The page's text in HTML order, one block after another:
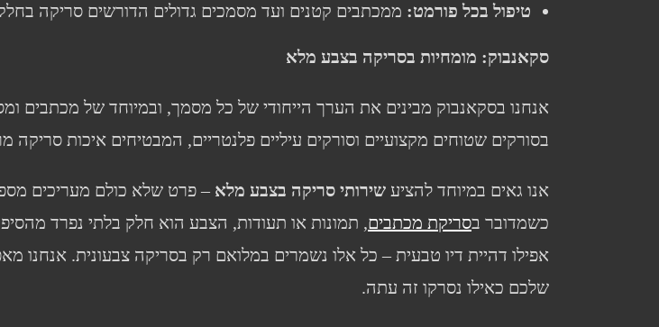
טיפול בכל פורמט: ממכתבים קטנים ועד מסמכים גדולים הדורשים סריקה
סקאנבוק: מומחיות בסריקה בצבע מלא
אנחנו בסקאנבוק מבינים את הערך הייחודי של כל מסמך, ובמיוחד של מכתבים
בסורקים שטוחים מקצועיים וסורקים עיליים פלנטריים, המבטיחים איכות
אנו גאים במיוחד להציע שירותי סריקה בצבע מלא – פרט שלא כולם מעריכים
כשמדובר בסריקת מכתבים, תמונות או תעודות, הצבע הוא חלק בלתי נפרד
אפילו דהיית דיו טבעית – כל אלו נשמרים במלואם רק בסריקה צבעונית. אנחנו
שלכם כאילו נסרקו זה עתה.